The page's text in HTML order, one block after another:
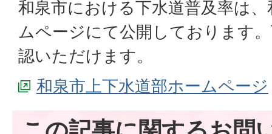
和泉市における下水道普及率は
ムページにて公開しております
認いただけます。
和泉市上下水道部ホームページ